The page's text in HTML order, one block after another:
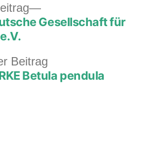
Beitrag
Beitrag:
Betula pendula
Nächster
Beitrag:
Gesellschaft für